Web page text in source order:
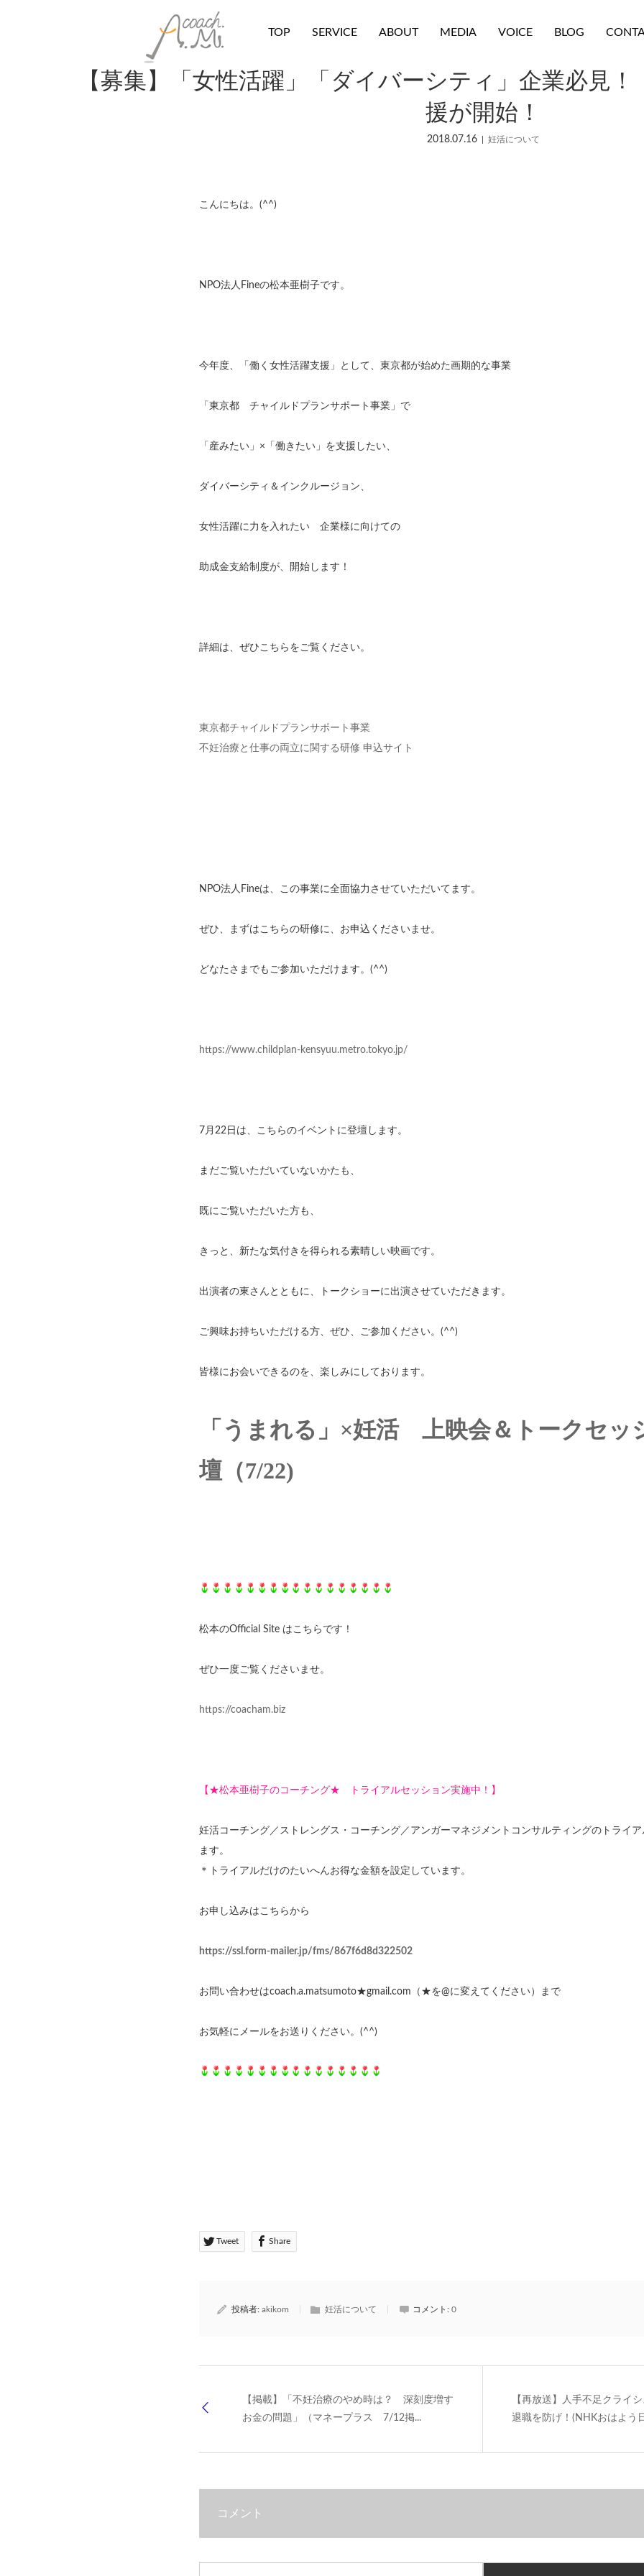
TOP SERVICE ABOUT MEDIA VOICE BLOG
【募集】「女性活躍」「ダイバーシティ」企業必見
援が開始！
2018.07.16 妊活について
こんにちは。(^^)
NPO法人Fineの松本亜樹子です。
今年度、「働く女性活躍支援」として、東京都が始めた画期的な事業
「東京都 チャイルドプランサポート事業」で
「産みたい」×「働きたい」を支援したい、
ダイバーシティ＆インクルージョン、
女性活躍に力を入れたい 企業様に向けての
助成金支給制度が、開始します！
詳細は、ぜひこちらをご覧ください。
東京都チャイルドプランサポート事業
不妊治療と仕事の両立に関する研修 申込サイト
NPO法人Fineは、この事業に全面協力させていただいてます。
ぜひ、まずはこちらの研修に、お申込くださいませ。
どなたさまでもご参加いただけます。(^^)
https://www.childplan-kensyuu.metro.tokyo.jp/
7月22日は、こちらのイベントに登壇します。
まだご覧いただいていないかたも、
既にご覧いただいた方も、
きっと、新たな気付きを得られる素晴しい映画です。
出演者の東さんとともに、トークショーに出演させていただきます。
ご興味お持ちいただける方、ぜひ、ご参加ください。(^^)
皆様にお会いできるのを、楽しみにしております。
「うまれる」×妊活 上映会＆トークセッ
壇（7/22)
松本のOfficial Site はこちらです！
ぜひ一度ご覧くださいませ。
https://coacham.biz
【★松本亜樹子のコーチング★ トライアルセッション実施中！】
妊活コーチング／ストレングス・コーチング／アンガーマネジメントコンサルティングのトライ
ます。
＊トライアルだけのたいへんお得な金額を設定しています。
お申し込みはこちらから
https://ssl.form-mailer.jp/fms/867f6d8d322502
お問い合わせはcoach.a.matsumoto★gmail.com（★を@に変えてください）まで
お気軽にメールをお送りください。(^^)
Tweet Share
投稿者: akikom 妊活について コメント: 0
【掲載】「不妊治療のやめ時は？ 深刻度増す
お金の問題」（マネープラス 7/12掲...
【再放送】人手不足クライ
退職を防げ！(NHKおはよう
コメント